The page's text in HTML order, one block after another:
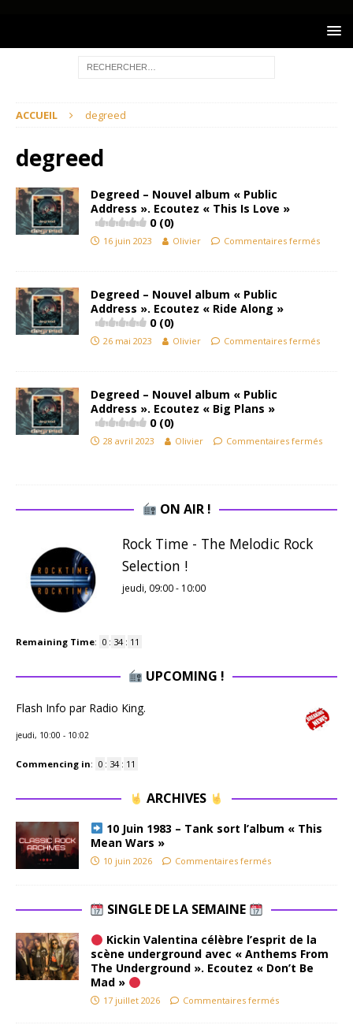
ACCUEIL degreed
degreed
Degreed – Nouvel album « Public
Address ». Ecoutez « This Is Love »
0 (0)
16 juin 2023 Olivier Commentaires fermés
Degreed – Nouvel album « Public
Address ». Ecoutez « Ride Along »
0 (0)
26 mai 2023 Olivier Commentaires fermés
Degreed – Nouvel album « Public
Address ». Ecoutez « Big Plans »
0 (0)
28 avril 2023 Olivier Commentaires fermés
ON AIR !
Rock Time - The Melodic Rock
Selection !
jeudi, 09:00- 10:00
Remaining Time: 0 : 34 : 11
UPCOMING !
Flash Info par Radio King.
jeudi, 10:00 - 10:02
Commencing in: 0 : 34 : 11
ARCHIVES
10 Juin 1983 – Tank sort l’album « This
Mean Wars »
10 juin 2026 Commentaires fermés
SINGLE DE LA SEMAINE
Kickin Valentina célèbre l’esprit de la
scène underground avec « Anthems From
The Underground ». Ecoutez « Don’t Be
Mad »
17 juillet 2026 Commentaires fermés